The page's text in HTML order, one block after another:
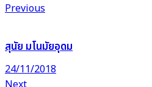
Previous
สุนัย มโนมัยอุดม
24/11/2018